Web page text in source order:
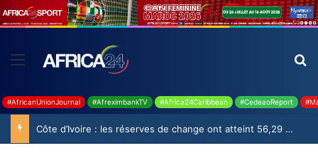
#AfricanUnionJournal #AfreximbankTV #Africa24Caribbean #CedeaoReport
Côte d’Ivoire : les réserves de change ont atteint 56,29 milliards USD en juillet